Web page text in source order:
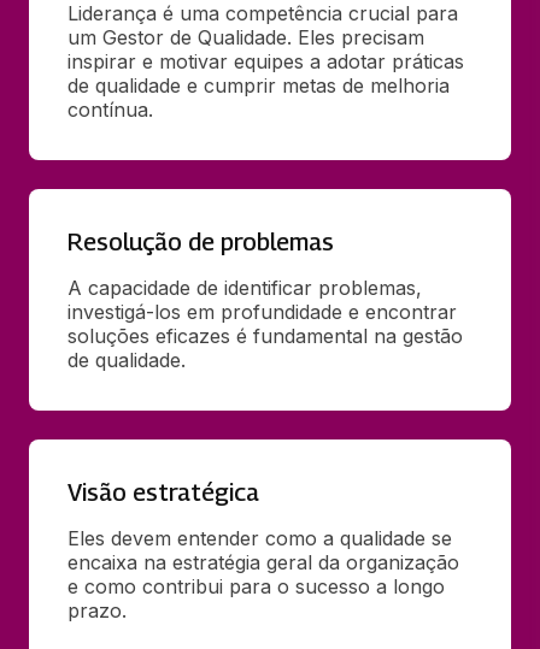
Liderança é uma competência crucial para
um Gestor de Qualidade. Eles precisam
inspirar e motivar equipes a adotar práticas
de qualidade e cumprir metas de melhoria
contínua.
Resolução de problemas
A capacidade de identificar problemas,
investigá-los em profundidade e encontrar
soluções eficazes é fundamental na gestão
de qualidade.
Visão estratégica
Eles devem entender como a qualidade se
encaixa na estratégia geral da organização
e como contribui para o sucesso a longo
prazo.